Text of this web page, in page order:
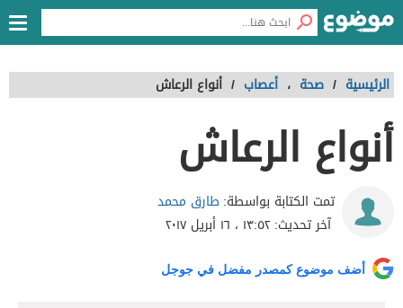
الرئيسية / صحة ، أعصاب / أنواع الرعاش
أنواع الرعاش
تمت الكتابة بواسطة: طارق محمد
آخر تحديث:١٣:٥٢ ، ١٦ أبريل ٢٠١٧
أضف موضوع كمصدر مفضل في جوجل